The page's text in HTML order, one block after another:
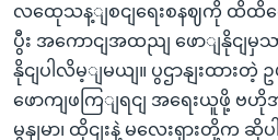
လထေုသန့ျစငျရေးစနဈကို ထိထိရ
ပွီး အကောငျအထညျ ဖောျနိုငျမှ
နိုငျပါလိမ့ျမယျ။ ပွဌာနျးထားတဲ့
ဖောကျဖကြျရငျ အရေးယူဖို့ ဗ
မွနျမာ၊ ထိုငျးနဲ့ မလေးရှားတို့က ဆို